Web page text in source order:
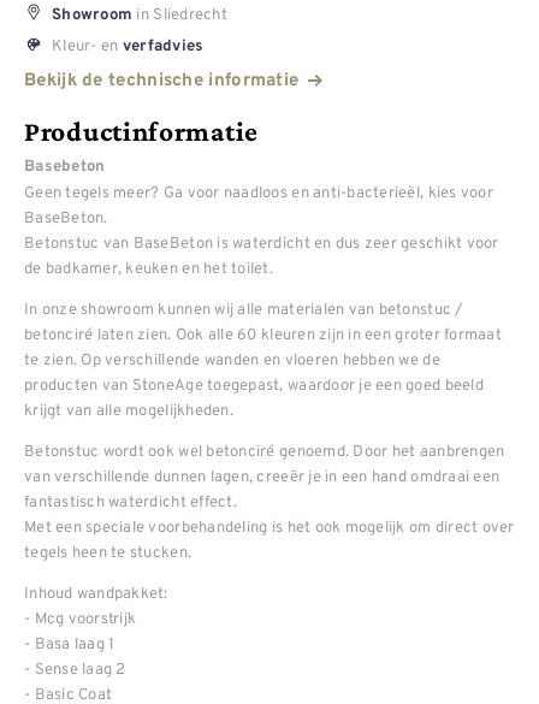
Showroom in Sliedrecht
Kleur- en verfadvies
Bekijk de technische informatie
Productinformatie
Basebeton
Geen tegels meer? Ga voor naadloos en anti-bacterieël, kies voor
BaseBeton.
Betonstuc van BaseBeton is waterdicht en dus zeer geschikt voor
de badkamer, keuken en het toilet.
In onze showroom kunnen wij alle materialen van betonstuc /
betonciré laten zien. Ook alle 60 kleuren zijn in een groter formaat
te zien. Op verschillende wanden en vloeren hebben we de
producten van StoneAge toegepast, waardoor je een goed beeld
krijgt van alle mogelijkheden.
Betonstuc wordt ook wel betonciré genoemd. Door het aanbrengen
van verschillende dunnen lagen, creeër je in een hand omdraai een
fantastisch waterdicht effect.
Met een speciale voorbehandeling is het ook mogelijk om direct over
tegels heen te stucken.
Inhoud wandpakket:
- Mcg voorstrijk
- Basa laag 1
- Sense laag 2
- Basic Coat